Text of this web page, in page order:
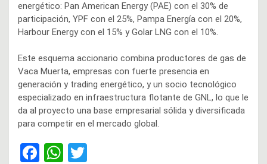
energético: Pan American Energy (PAE) con el 30% de
participación, YPF con el 25%, Pampa Energía con el 20%,
Harbour Energy con el 15% y Golar LNG con el 10%.
Este esquema accionario combina productores de gas de
Vaca Muerta, empresas con fuerte presencia en
generación y trading energético, y un socio tecnológico
especializado en infraestructura flotante de GNL, lo que le
da al proyecto una base empresarial sólida y diversificada
para competir en el mercado global.
F
W